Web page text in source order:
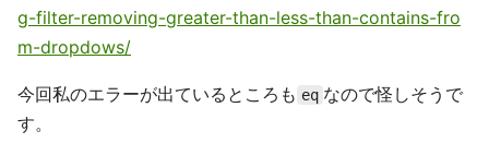
g-filter-removing-greater-than-less-than-contains-fro
m-dropdows/
今回私のエラーが出ているところも eq なので怪しそうで
す。